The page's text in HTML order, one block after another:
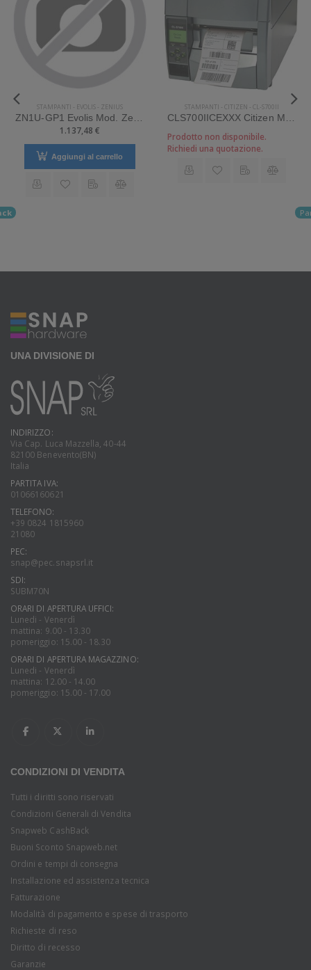
STAMPANTI - EVOLIS- ZENIUS
1.137,48 €
Aggiungi al carrello
STAMPANTI - CITIZEN - CL-S700II
Prodotto non disponibile.
Richiedi una quotazione.
UNA DIVISIONE DI
INDIRIZZO:
Via Cap. Luca Mazzella, 40-44
82100 Benevento(BN)
Italia
PARTITA IVA:
01066160621
TELEFONO:
+39 0824 1815960
21080
PEC:
snap@pec.snapsrl.it
SDI:
SUBM70N
ORARI DI APERTURA UFFICI:
Lunedi - Venerdì
mattina: 9.00 - 13.30
pomeriggio: 15.00 - 18.30
ORARI DI APERTURA MAGAZZINO:
Lunedi - Venerdì
mattina: 12.00 - 14.00
pomeriggio: 15.00 - 17.00
CONDIZIONI DI VENDITA
Tutti i diritti sono riservati
Condizioni Generali di Vendita
Snapweb CashBack
Buoni Sconto Snapweb.net
Ordini e tempi di consegna
Installazione ed assistenza tecnica
Fatturazione
Modalità di pagamento e spese di trasporto
Richieste di reso
Diritto di recesso
Garanzie